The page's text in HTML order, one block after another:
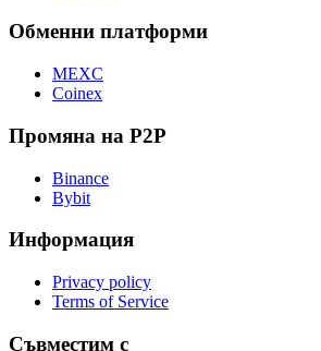
Обменни платформи
MEXC
Coinex
Промяна на P2P
Binance
Bybit
Информация
Privacy policy
Terms of Service
Съвместим с